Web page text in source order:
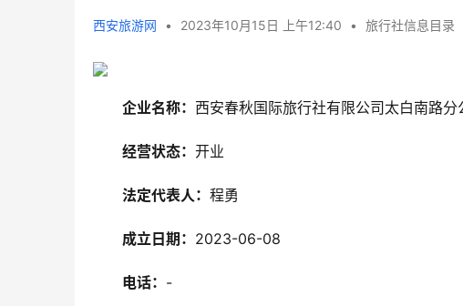
西安旅游网 • 2023年10月15日 上午12:40 • 旅行社信息目录
企业名称： 西安春秋国际旅行社有限公司太白南路分
经营状态： 开业
法定代表人： 程勇
成立日期： 2023-06-08
电话： -